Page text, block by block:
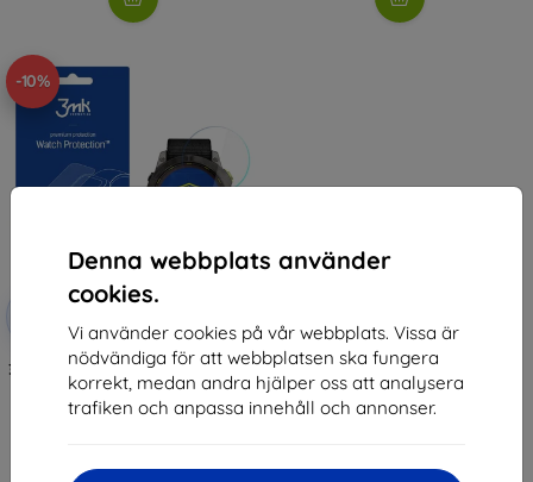
Denna webbplats använder
cookies.
Vi använder cookies på vår webbplats. Vissa är
nödvändiga för att webbplatsen ska fungera
korrekt, medan andra hjälper oss att analysera
trafiken och anpassa innehåll och annonser.
-10%
Rabatt
kupong
3MK FlexibleGlass Garmin Enduro
2 51mm Hybrid Glass
147 kr
I lager > 5 st